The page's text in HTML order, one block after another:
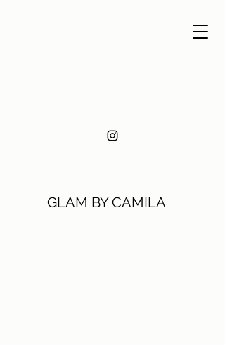
GLAM BY CAMILA